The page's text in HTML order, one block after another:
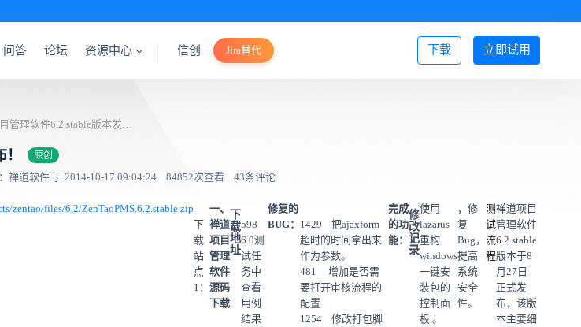
立即试用
下载
问答 论坛 资源中心 信创 Jira替代 登录/注册
禅道项目管理软件6.2.stable版本发布！
原创
禅道软件 于 2014-10-17 09:04:24 84852次查看 43条评论
禅道项目
管理软件
6.2.stable
版本于8
月27日
正式发
布，该版
本主要细
测
试
流
程
，修
复
Bug，
提高
系统
安全
性。
使用
lazarus
重构
windows
一键安
装包的
控制面
板 。
修
改
记
录
完成
的功
能：
1429 把ajaxform
超时的时间拿出来
作为参数。
481 增加是否需
要打开审核流程的
配置
1254 修改打包脚
修复的
BUG：
598
6.0测
试任
务中
查看
用例
结果
下
载
地
址
一、
禅道
项目
管理
软件
源码
下载
下
载
站
点
1：
zentao/files/6.2/ZenTaoPMS.6.2.stable.zip